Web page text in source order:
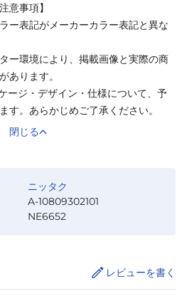
意事項】
ー表記がメーカーカラー表記と異な
ー環境により、掲載画像と実際の商
あります。
ージ・デザイン・仕様について、予
す。あらかじめご了承ください。
閉じる
ニッタク
A-10809302101
NE6652
レビューを書く